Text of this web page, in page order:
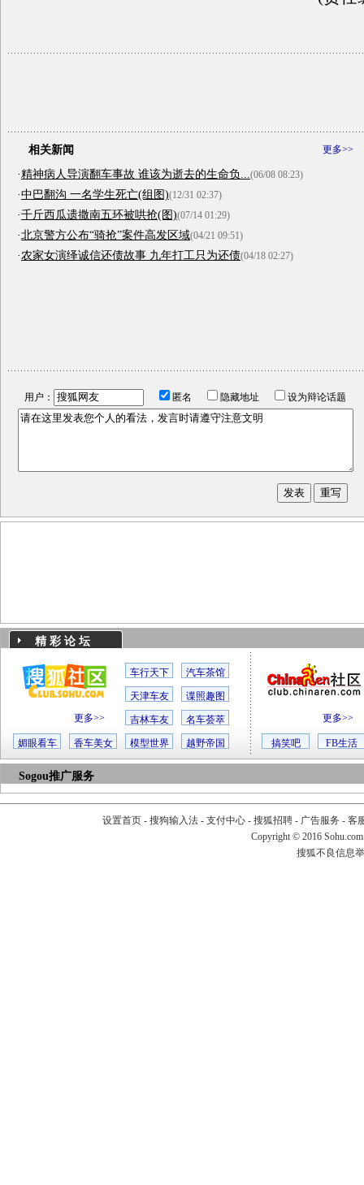
更多>>
相关新闻
·精神病人导演翻车事故 谁该为逝去的生命负... (06/08 08:23)
·中巴翻沟 一名学生死亡(组图)(12/31 02:37)
·千斤西瓜遗撒南五环被哄抢(图)(07/14 01:29)
·北京警方公布“骑抢”案件高发区域(04/21 09:51)
·农家女演绎诚信还债故事 九年打工只为还债(04/18 02:27)
用户： 匿名 隐藏地址 设为辩论话题
精 彩 论 坛
更多>>
车行天下 汽车茶馆
天津车友 谍照趣图
吉林车友 名车荟萃
媚眼看车 香车美女 模型世界 越野帝国
更多>>
搞笑吧 FB生活
Sogou推广服务
设置首页- 搜狗输入法- 支付中心- 搜狐招聘- 广告服务 - 客
Copyright © 2016
搜狐不良信息